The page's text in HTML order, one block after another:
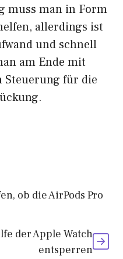
muss man in Form
allerdings ist
und schnell
am Ende mit
Steuerung für die
ob die AirPods Pro
der Apple Watch
entsperren